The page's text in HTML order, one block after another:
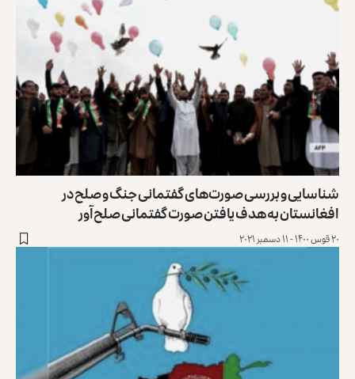
شناسایی و بررسی صورت‌های گفتمانی جنگ و صلح در
افغانستان به هدف یافتن صورت گفتمانی صلح‌آور
۲۰ قوس ۱۴۰۰ - ۱۱ دسمبر ۲۰۲۱